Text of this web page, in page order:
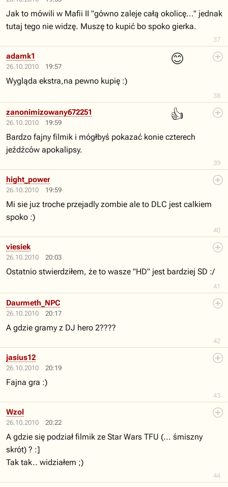
37
Jak to mówili w Mafii II "gówno zaleje całą okolicę..." jednak
tutaj tego nie widzę. Muszę to kupić bo spoko gierka.
26.10.2010 19:57
😊
38
adamk1
Wygląda ekstra,na pewno kupię :)
26.10.2010 19:59
👍
39
zanonimizowany672251
Bardzo fajny filmik i mógłbyś pokazać konie czterech
jeźdźców apokalipsy.
26.10.2010 19:59
40
hight_power
Mi sie juz troche przejadly zombie ale to DLC jest calkiem
spoko :)
26.10.2010 20:03
41
viesiek
Ostatnio stwierdziłem, że to wasze "HD" jest bardziej SD :/
26.10.2010 20:17
42
Daurmeth_NPC
A gdzie gramy z DJ hero 2????
26.10.2010 20:19
43
jasius12
Fajna gra :)
26.10.2010 20:22
44
Wzol
A gdzie się podział filmik ze Star Wars TFU (... śmiszny
skrót) ? :]
Tak tak.. widziałem ;)